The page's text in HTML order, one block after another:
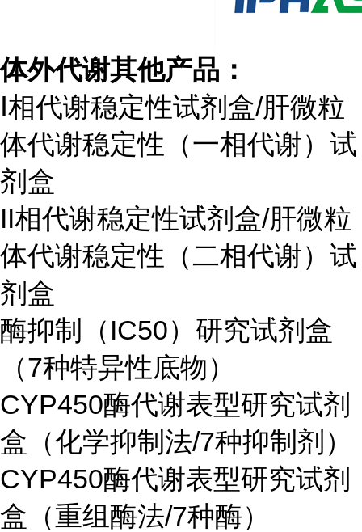
体外代谢其他产品：
Ⅰ相代谢稳定性试剂盒/肝微粒
体代谢稳定性（一相代谢）试
剂盒
II相代谢稳定性试剂盒/肝微粒
体代谢稳定性（二相代谢）试
剂盒
酶抑制（IC50）研究试剂盒
（7种特异性底物）
CYP450酶代谢表型研究试剂
盒（化学抑制法/7种抑制剂）
CYP450酶代谢表型研究试剂
盒（重组酶法/7种酶）